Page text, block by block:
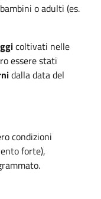
o adulti (es.
coltivati nelle
essere stati
dalla data del
condizioni
forte),